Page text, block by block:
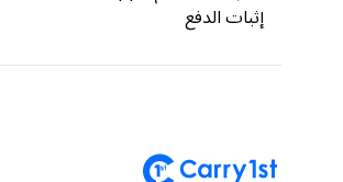
إثبات الدفع